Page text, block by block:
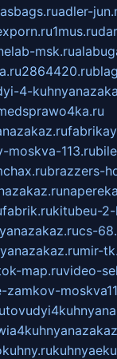
adler-
1mus.ru
msk.ru
2864420.ru
4-
113.ru
brazzers-
kitubeu-
cs-
mir-
map.ruvideo-
zamkov-